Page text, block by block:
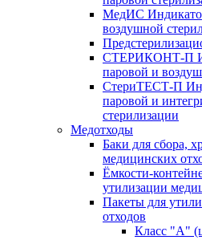
МедИС
воздушной
СТЕРИКОНТ-П
паровой и
СтериТЕСТ-П
паровой и
стерилизации
Медотходы
Баки для сбора,
медицинских
Ёмкости-
утилизации
Пакеты для
отходов
Класс "А"